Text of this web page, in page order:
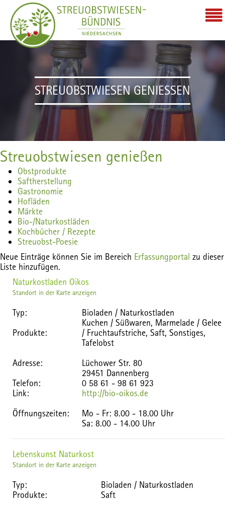
STREUOBSTWIESEN GENIESSEN
Streuobstwiesen genießen
Obstprodukte
Saftherstellung
Gastronomie
Hofläden
Märkte
Bio-/Naturkostläden
Kochbücher / Rezepte
Streuobst-Poesie
Neue Einträge können Sie im Bereich Erfassungportal zu dieser
Liste hinzufügen.
Naturkostladen Oikos
Standort in der Karte anzeigen
Typ:
Bioladen / Naturkostladen
Produkte:
Kuchen / Süßwaren, Marmelade / Gelee
/ Fruchtaufstriche, Saft, Sonstiges,
Tafelobst
Adresse:
Lüchower Str. 80
29451 Dannenberg
Telefon:
0 58 61 - 98 61 923
Link:
http://bio-oikos.de
Öffnungszeiten:
Mo - Fr: 8.00 - 18.00 Uhr
Sa: 8.00 - 14.00 Uhr
Lebenskunst Naturkost
Standort in der Karte anzeigen
Typ:
Bioladen / Naturkostladen
Produkte:
Saft